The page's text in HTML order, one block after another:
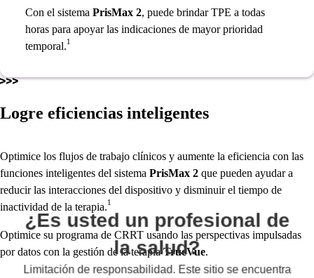
Con el sistema PrisMax 2, puede brindar TPE a todas
horas para apoyar las indicaciones de mayor prioridad
temporal.1
Logre eficiencias inteligentes
Optimice los flujos de trabajo clínicos y aumente la eficiencia con las
funciones inteligentes del sistema PrisMax 2 que pueden ayudar a
reducir las interacciones del dispositivo y disminuir el tiempo de
inactividad de la terapia.1
Optimice su programa de CRRT usando las perspectivas impulsadas
por datos con la gestión de la terapiaTrueVue.
¿Es usted un profesional de
la salud?
Limitación de responsabilidad. Este sitio se encuentra